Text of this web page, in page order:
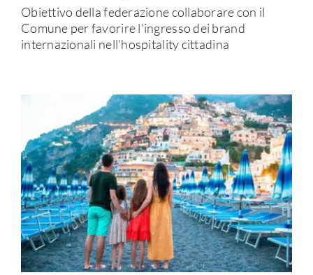
Obiettivo della federazione collaborare con il
Comune per favorire l'ingresso dei brand
internazionali nell'hospitality cittadina